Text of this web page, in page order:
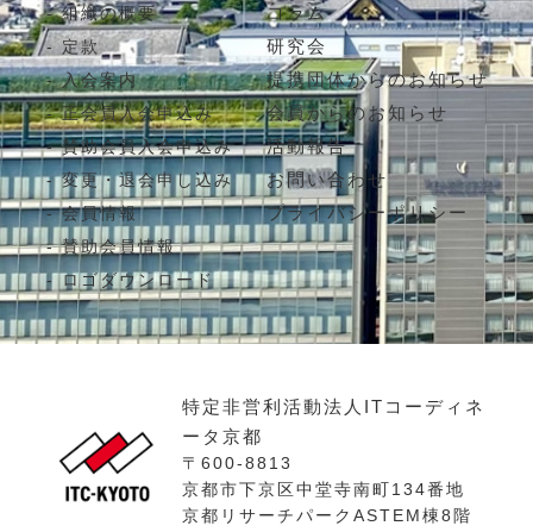
組織の概要
定款
入会案内
正会員入会申込み
賛助会員入会申込み
変更・退会申し込み
会員情報
賛助会員情報
ロゴダウンロード
コラム
研究会
提携団体からのお知らせ
会員からのお知らせ
活動報告
お問い合わせ
プライバシーポリシー
特定非営利活動法人ITコーディネ
ータ京都
〒600-8813
京都市下京区中堂寺南町134番地
京都リサーチパークASTEM棟8階